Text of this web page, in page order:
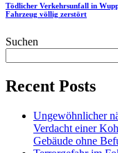
Tödlicher Verkehrsunfall in
Fahrzeug völlig zerstört
Suchen
Recent Posts
Ungewöhnlicher
Verdacht einer
Gebäude ohne